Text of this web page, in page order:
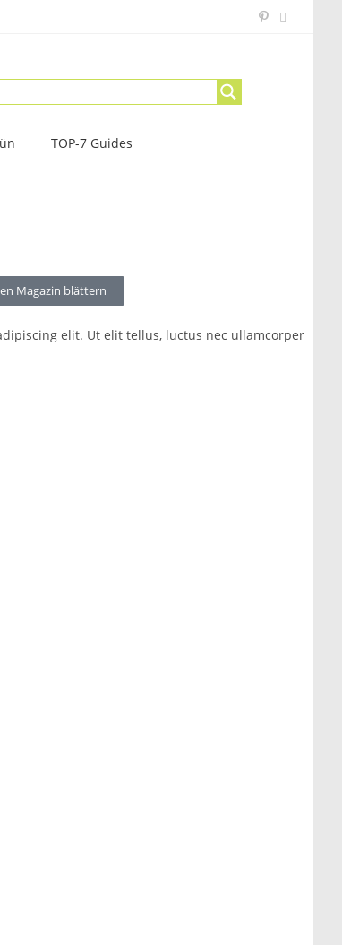
TOP-7 Guides
Magazin blättern
elit. Ut elit tellus, luctus nec ullamcorper